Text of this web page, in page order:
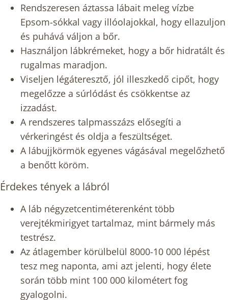
Rendszeresen áztassa lábait meleg vízbe
Epsom-sókkal vagy illóolajokkal, hogy ellazuljon
és puhává váljon a bőr.
Használjon lábkrémeket, hogy a bőr hidratált és
rugalmas maradjon.
Viseljen légáteresztő, jól illeszkedő cipőt, hogy
megelőzze a súrlódást és csökkentse az
izzadást.
A rendszeres talpmasszázs elősegíti a
vérkeringést és oldja a feszültséget.
A lábujjkörmök egyenes vágásával megelőzhető
a benőtt köröm.
Érdekes tények a lábról
A láb négyzetcentiméterenként több
verejtékmirigyet tartalmaz, mint bármely más
testrész.
Az átlagember körülbelül 8000-10 000 lépést
tesz meg naponta, ami azt jelenti, hogy élete
során több mint 100 000 kilométert fog
gyalogolni.